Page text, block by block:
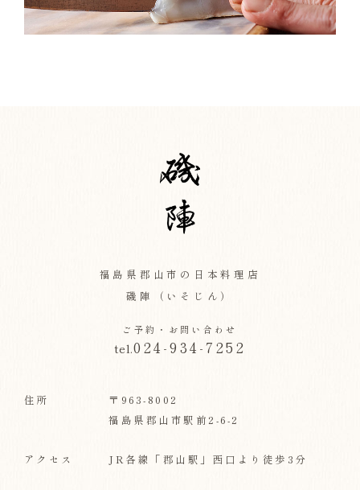
福島県郡山市の日本料理店
磯陣（いそじん）
ご予約・お問い合わせ
tel.024-934-7252
住所
〒963-8002
福島県郡山市駅前2-6-2
アクセス JR各線「郡山駅」西口より徒歩3分